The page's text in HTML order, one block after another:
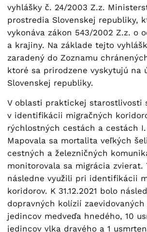
vyhlášky č. 24/2003 Z.z.
prostredia Slovenskej republiky,
vykonáva zákon 543/2002 Z.z. o
a krajiny. Na základe tejto
zaradený do Zoznamu
ktoré sa prirodzene vyskytujú na
Slovenskej republiky.
V oblasti praktickej starostlivosti
v identifikácii migračných
rýchlostných cestách a cestách
Mapovala sa mortalita veľkých
cestných a železničných
monitorovala sa migrácia zvierat.
následne využili pri identifikácii
koridorov. K 31.12.2021 bolo
dopravných kolízií zaevidovaných
jedincov medveďa hnedého, 10
jedincov vlka dravého a 1